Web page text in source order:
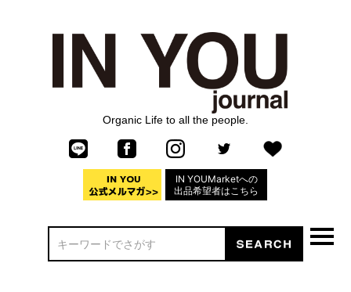
Organic Life to all the people.
IN YOUMarketへの
出品希望者はこちら